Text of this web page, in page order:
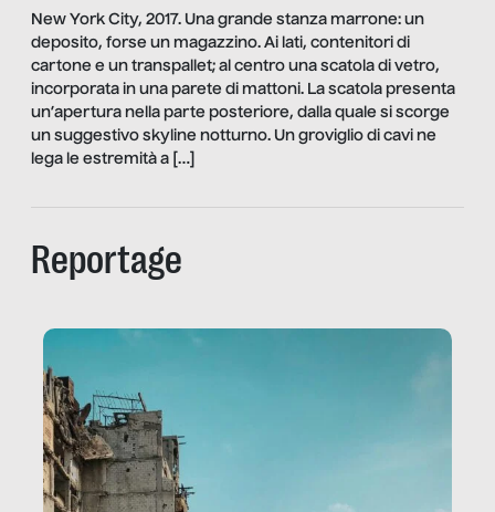
New York City, 2017. Una grande stanza marrone: un
deposito, forse un magazzino. Ai lati, contenitori di
cartone e un transpallet; al centro una scatola di vetro,
incorporata in una parete di mattoni. La scatola presenta
un’apertura nella parte posteriore, dalla quale si scorge
un suggestivo skyline notturno. Un groviglio di cavi ne
lega le estremità a […]
Reportage